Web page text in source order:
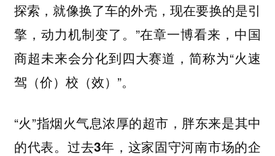
探索，就像换了车的外壳，现在要换的是引
擎，动力机制变了。”在章一博看来，中国
商超未来会分化到四大赛道，简称为“火速
驾（价）校（效）”。
“火”指烟火气息浓厚的超市，胖东来是其中
的代表。 过去3年，这家固守河南市场的企